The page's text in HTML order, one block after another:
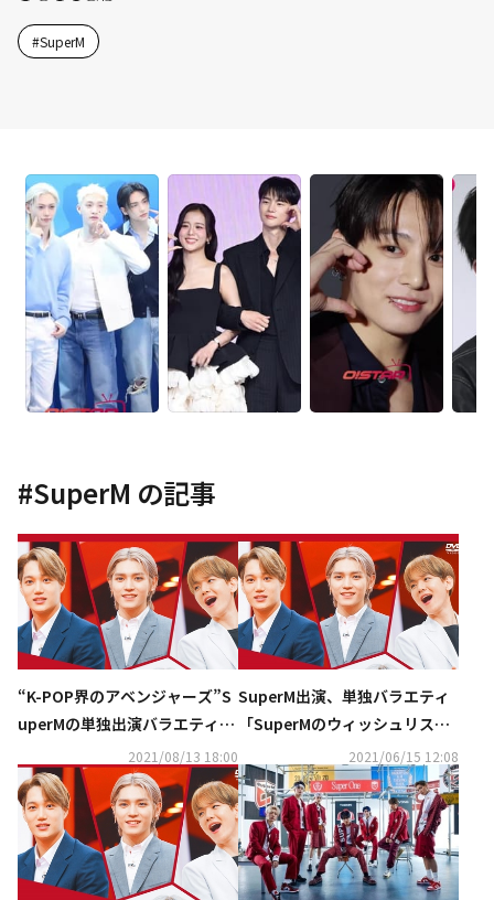
#SuperM
#SuperM の記事
“K-POP界のアベンジャーズ”S
uperMの単独出演バラエティを
放送！オリジナルグッズが当た
るプレゼントキャンペーンも
2021/08/13 18:00
SuperM出演、単独バラエティ
「SuperMのウィッシュリス
ト」DVD発売控え予告映像を公
開
2021/06/15 12:08